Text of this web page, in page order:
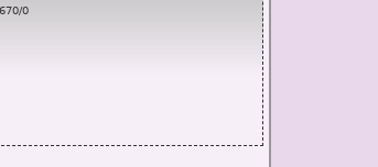
/0